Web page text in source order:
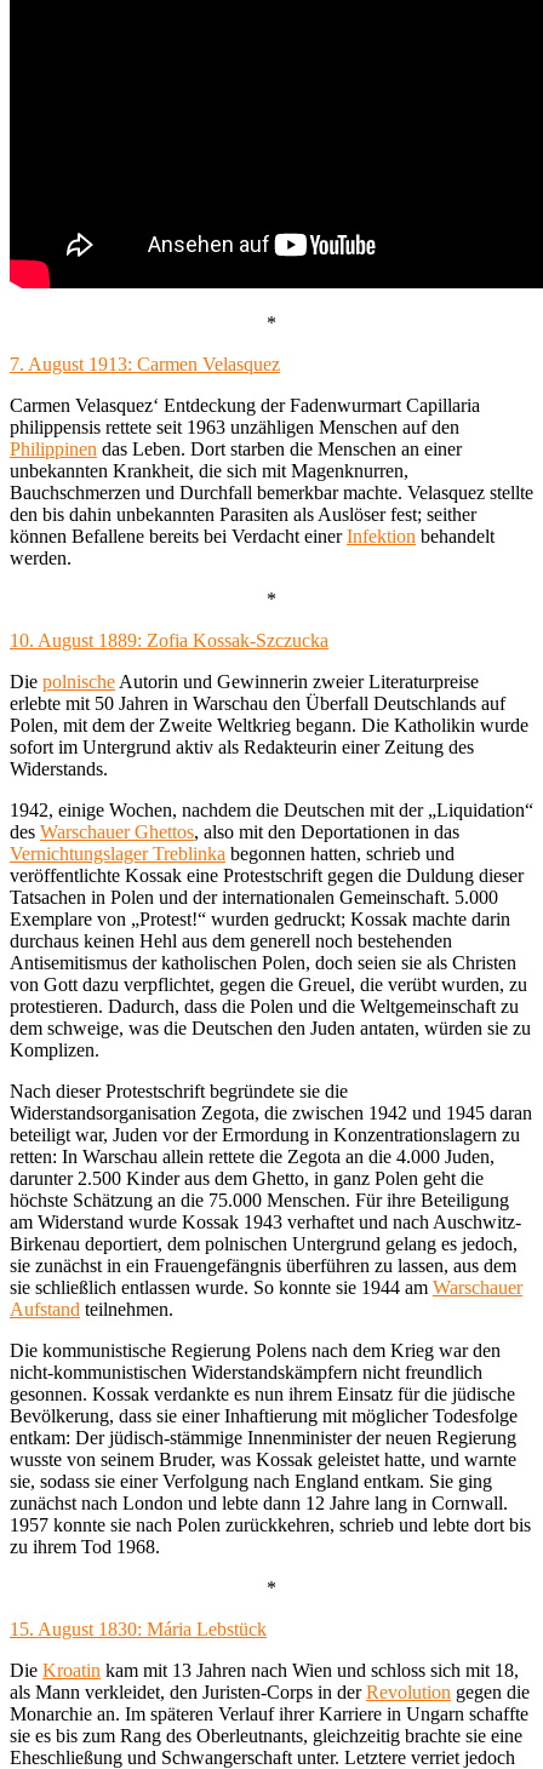
*
7. August 1913: Carmen Velasquez
Carmen Velasquez‘ Entdeckung der Fadenwurmart Capillaria
philippensis rettete seit 1963 unzähligen Menschen auf den
Philippinen das Leben. Dort starben die Menschen an einer
unbekannten Krankheit, die sich mit Magenknurren,
Bauchschmerzen und Durchfall bemerkbar machte. Velasquez stellte
den bis dahin unbekannten Parasiten als Auslöser fest; seither
können Befallene bereits bei Verdacht einerInfektion behandelt
werden.
*
10. August 1889: Zofia Kossak-Szczucka
Die polnische Autorin und Gewinnerin zweier Literaturpreise
erlebte mit 50 Jahren in Warschau den Überfall Deutschlands auf
Polen, mit dem der Zweite Weltkrieg begann. Die Katholikin wurde
sofort im Untergrund aktiv als Redakteurin einer Zeitung des
Widerstands.
1942, einige Wochen, nachdem die Deutschen mit der „Liquidation“
des Warschauer Ghettos, also mit den Deportationen in das
Vernichtungslager Treblinka begonnen hatten, schrieb und
veröffentlichte Kossak eine Protestschrift gegen die Duldung dieser
Tatsachen in Polen und der internationalen Gemeinschaft. 5.000
Exemplare von „Protest!“ wurden gedruckt; Kossak machte darin
durchaus keinen Hehl aus dem generell noch bestehenden
Antisemitismus der katholischen Polen, doch seien sie als Christen
von Gott dazu verpflichtet, gegen die Greuel, die verübt wurden, zu
protestieren. Dadurch, dass die Polen und die Weltgemeinschaft zu
dem schweige, was die Deutschen den Juden antaten, würden sie zu
Komplizen.
Nach dieser Protestschrift begründete sie die
Widerstandsorganisation Zegota, die zwischen 1942 und 1945 daran
beteiligt war, Juden vor der Ermordung in Konzentrationslagern zu
retten: In Warschau allein rettete die Zegota an die 4.000 Juden,
darunter 2.500 Kinder aus dem Ghetto, in ganz Polen geht die
höchste Schätzung an die 75.000 Menschen. Für ihre Beteiligung
am Widerstand wurde Kossak 1943 verhaftet und nach Auschwitz-
Birkenau deportiert, dem polnischen Untergrund gelang es jedoch,
sie zunächst in ein Frauengefängnis überführen zu lassen, aus dem
sie schließlich entlassen wurde. So konnte sie 1944 am Warschauer
Aufstand teilnehmen.
Die kommunistische Regierung Polens nach dem Krieg war den
nicht-kommunistischen Widerstandskämpfern nicht freundlich
gesonnen. Kossak verdankte es nun ihrem Einsatz für die jüdische
Bevölkerung, dass sie einer Inhaftierung mit möglicher Todesfolge
entkam: Der jüdisch-stämmige Innenminister der neuen Regierung
wusste von seinem Bruder, was Kossak geleistet hatte, und warnte
sie, sodass sie einer Verfolgung nach England entkam. Sie ging
zunächst nach London und lebte dann 12 Jahre lang in Cornwall.
1957 konnte sie nach Polen zurückkehren, schrieb und lebte dort bis
zu ihrem Tod 1968.
*
15. August 1830: Mária Lebstück
Die Kroatin kam mit 13 Jahren nach Wien und schloss sich mit 18,
als Mann verkleidet, den Juristen-Corps in derRevolution gegen die
Monarchie an. Im späteren Verlauf ihrer Karriere in Ungarn schaffte
sie es bis zum Rang des Oberleutnants, gleichzeitig brachte sie eine
Eheschließung und Schwangerschaft unter. Letztere verriet jedoch